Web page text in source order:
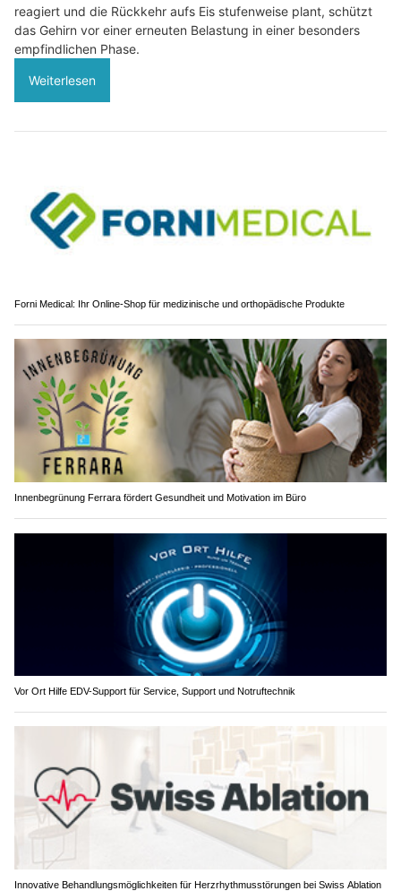
reagiert und die Rückkehr aufs Eis stufenweise plant, schützt
das Gehirn vor einer erneuten Belastung in einer besonders
empfindlichen Phase.
Weiterlesen
Forni Medical: Ihr Online-Shop für medizinische und orthopädische Produkte
Innenbegrünung Ferrara fördert Gesundheit und Motivation im Büro
Vor Ort Hilfe EDV-Support für Service, Support und Notruftechnik
Innovative Behandlungsmöglichkeiten für Herzrhythmusstörungen bei Swiss Ablation